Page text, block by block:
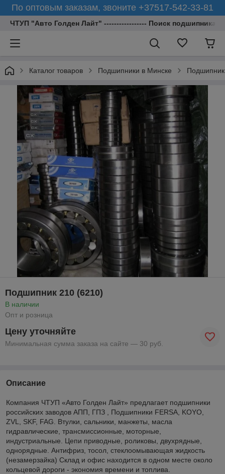
По оптовым заказам, звоните +37517-542-33-81
ЧТУП "Авто Голден Лайт" ----------------- Поиск подшипника
Каталог товаров Подшипники в Минске
Подшипник 210 (6210)
В наличии
Опт и розница
Цену уточняйте
Минимальная сумма заказа на сайте — 30 руб.
Описание
Компания ЧТУП «Авто Голден Лайт» предлагает подшипники
российских заводов АПП, ГПЗ , Подшипники FERSA, KOYO,
ZVL, SKF, FAG. Втулки, сальники, манжеты, масла
гидравлические, трансмиссионные, моторные,
индустриальные. Цепи приводные, роликовы, двухрядные,
однорядные. Антифриз, тосол, стеклоомывающая жидкость
(незамерзайка) Склад и офис находится в одном месте около
кольцевой дороги - экономия времени и топлива.